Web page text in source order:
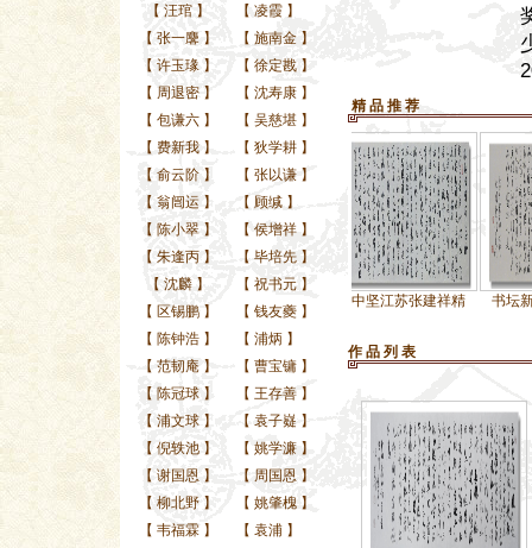
【 汪琯 】 【 凌霞 】
【 张一麐 】 【 施南金 】
【 许玉瑑 】 【 徐定戡 】
【 周退密 】 【 沈寿康 】
【 包谦六 】 【 吴慈堪 】
【 费新我 】 【 狄学耕 】
【 俞云阶 】 【 张以谦 】
【 翁闿运 】 【 顾缄 】
【 陈小翠 】 【 侯增祥 】
【 朱逢丙 】 【 毕培先 】
【 沈麟 】 【 祝书元 】
【 区锡鹏 】 【 钱友夔 】
【 陈钟浩 】 【 浦炳 】
【 范韧庵 】 【 曹宝镛 】
【 陈冠球 】 【 王存善 】
【 浦文球 】 【 袁子嶷 】
【 倪轶池 】 【 姚学濂 】
【 谢国恩 】 【 周国恩 】
【 柳北野 】 【 姚肇槐 】
【 韦福霖 】 【 袁浦 】
精 品 推 荐
帖学中坚江苏张建祥精 帖学中坚江苏张建祥精 书坛新锐张建祥精
作 品 列 表